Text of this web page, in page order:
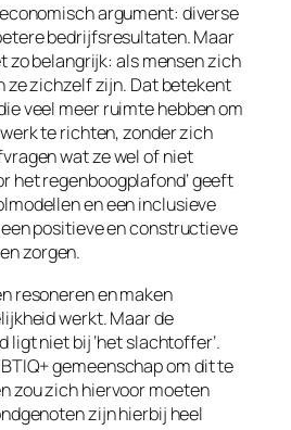
argument: diverse
bedrijfsresultaten. Maar
zo belangrijk: als mensen zich
ze zichzelf zijn. Dat betekent
veel meer ruimte hebben om
te richten, zonder zich
wat ze wel of niet
het regenboogplafond‘ geeft
en een inclusieve
positieve en constructieve
zorgen.
resoneren en maken
werkt. Maar de
niet bij ‘het slachtoffer’.
gemeenschap om dit te
zou zich hiervoor moeten
zijn hierbij heel